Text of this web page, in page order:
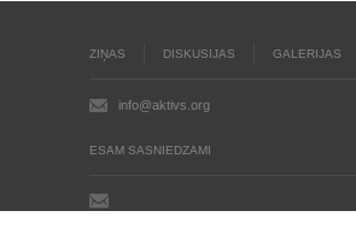
ZIŅAS DISKUSIJAS GALERIJAS
info@aktivs.org
ESAM SASNIEDZAMI